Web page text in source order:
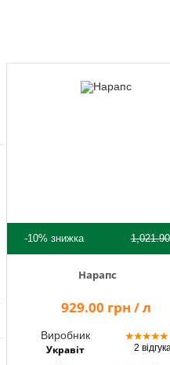
-10% знижка 1,021.90
Нарапс
929.00 грн / л
Виробник
Укравіт
★★★★★
2 відгука